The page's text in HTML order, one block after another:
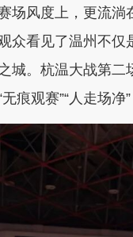
场风度上，更流淌
众看见了温州不
城。杭温大战第二
痕观赛”“人走场